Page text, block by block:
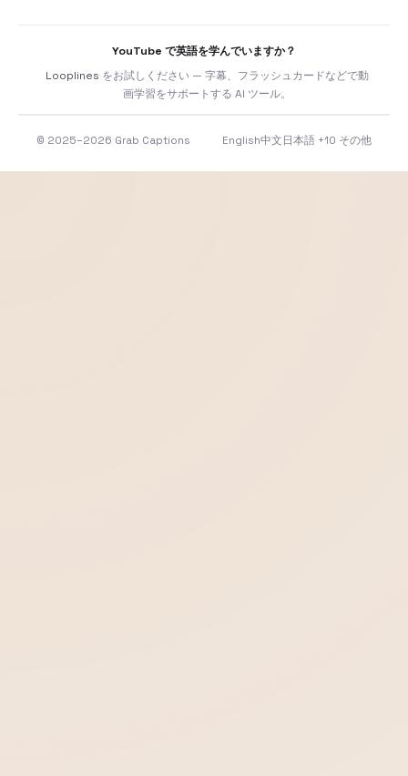
YouTube で英語を学んでいますか？
Looplines をお試しください — 字幕、フラッシュカードなどで動
画学習をサポートする AI ツール。
© 2025–2026 Grab Captions English中文 日本語 +10 その他